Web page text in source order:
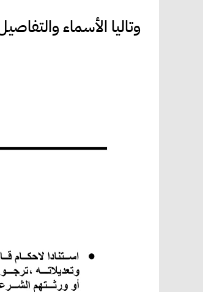
وتاليا الأسماء